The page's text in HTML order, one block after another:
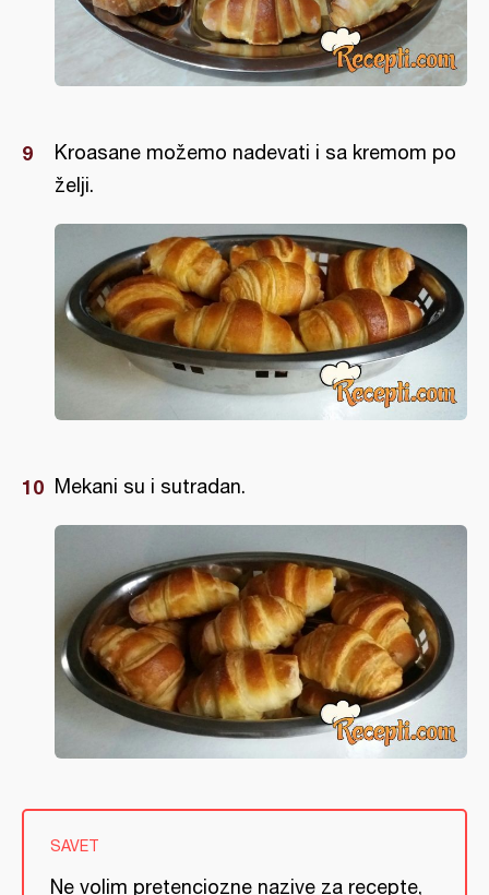
Kroasane možemo nadevati i sa kremom po
želji.
Mekani su i sutradan.
SAVET
Ne volim pretenciozne nazive za recepte,